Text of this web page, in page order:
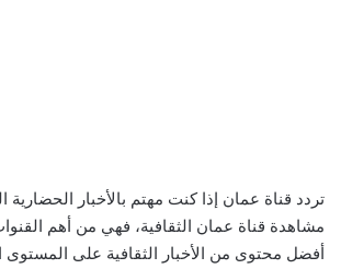
تردد قناة عمان إذا كنت مهتم بالأخبار الحضارية
مشاهدة قناة عمان الثقافية، فهي من أهم
أفضل محتوى من الأخبار الثقافية على